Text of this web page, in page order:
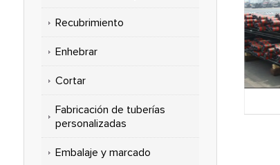
Recubrimiento
Enhebrar
Cortar
Fabricación de tuberías
personalizadas
Embalaje y marcado